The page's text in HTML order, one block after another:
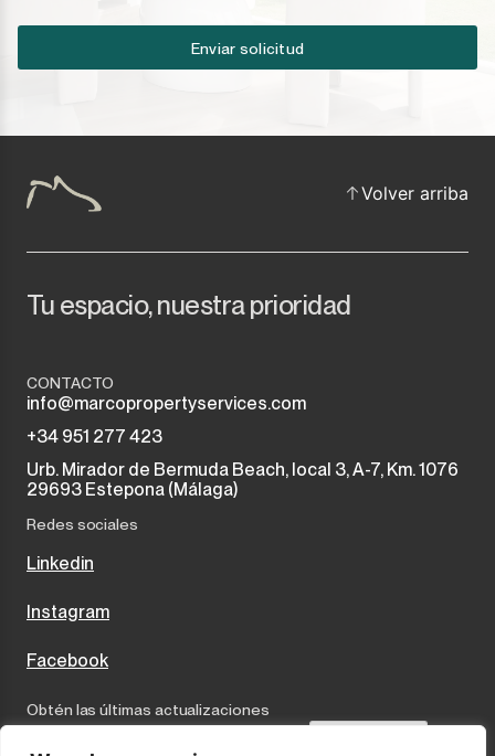
Enviar solicitud
Volver arriba
Tu espacio, nuestra prioridad
CONTACTO
info@marcopropertyservices.com
+34 951 277 423
Urb. Mirador de Bermuda Beach, local 3, A-7, Km. 1076
29693 Estepona (Málaga)
Redes sociales
Linkedin
Instagram
Facebook
Obtén las últimas actualizaciones